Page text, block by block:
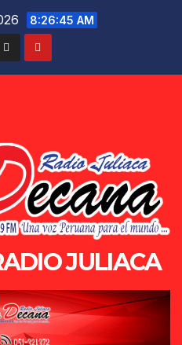
8:26:46 AM
JULIACA